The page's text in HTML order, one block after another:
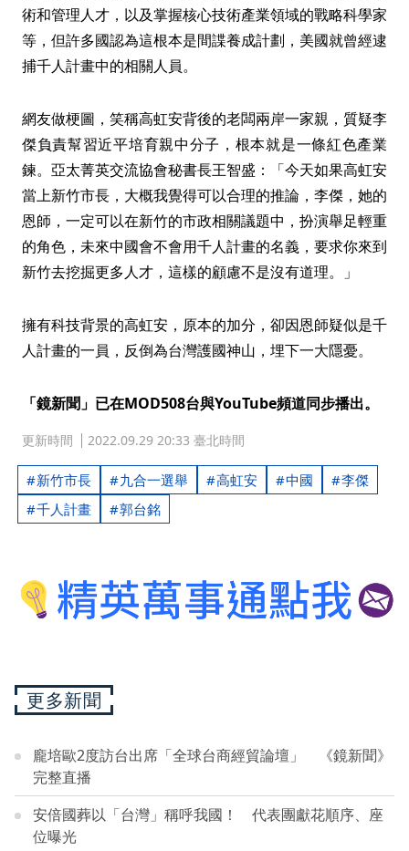
術和管理人才，以及掌握核心技術產業領域的戰略科學家
等，但許多國認為這根本是間諜養成計劃，美國就曾經逮
捕千人計畫中的相關人員。
網友做梗圖，笑稱高虹安背後的老闆兩岸一家親，質疑李
傑負責幫習近平培育親中分子，根本就是一條紅色產業
鍊。亞太菁英交流協會秘書長王智盛：「今天如果高虹安
當上新竹市長，大概我覺得可以合理的推論，李傑，她的
恩師，一定可以在新竹的市政相關議題中，扮演舉足輕重
的角色，未來中國會不會用千人計畫的名義，要求你來到
新竹去挖掘更多人才，這樣的顧慮不是沒有道理。」
擁有科技背景的高虹安，原本的加分，卻因恩師疑似是千
人計畫的一員，反倒為台灣護國神山，埋下一大隱憂。
「鏡新聞」已在MOD508台與YouTube頻道同步播出。
更新時間 2022.09.29 20:33 臺北時間
新竹市長 九合一選舉 高虹安 中國
李傑
千人計畫
郭台銘
更多新聞
龐培歐2度訪台出席「全球台商經貿論壇」 《鏡新聞》
完整直播
安倍國葬以「台灣」稱呼我國！ 代表團獻花順序、座
位曝光